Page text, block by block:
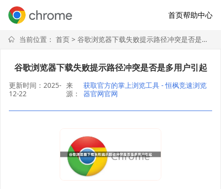
首页帮助中心
当前位置： 首页> 谷歌浏览器下载失败提示路径冲突是否是多用户引起
谷歌浏览器下载失败提示路径冲突是否是多用户引起
更新时间：2025-
12-22
来
源：
获取官方的掌上浏览工具 - 恒枫竞速浏览
器官网官网